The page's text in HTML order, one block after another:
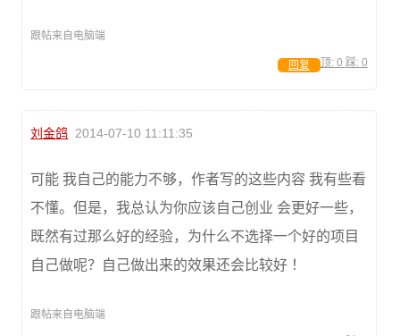
跟帖来自电脑端
顶: 0 踩: 0
回复
刘金鸽 2014-07-10 11:11:35
可能 我自己的能力不够，作者写的这些内容 我有些看
不懂。但是，我总认为你应该自己创业 会更好一些，
既然有过那么好的经验，为什么不选择一个好的项目
自己做呢？自己做出来的效果还会比较好 ！
跟帖来自电脑端